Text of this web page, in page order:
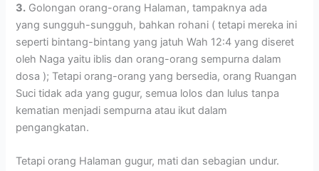
3. Golongan orang-orang Halaman, tampaknya ada
yang sungguh-sungguh, bahkan rohani ( tetapi mereka ini
seperti bintang-bintang yang jatuh Wah 12:4 yang diseret
oleh Naga yaitu iblis dan orang-orang sempurna dalam
dosa ); Tetapi orang-orang yang bersedia, orang Ruangan
Suci tidak ada yang gugur, semua lolos dan lulus tanpa
kematian menjadi sempurna atau ikut dalam
pengangkatan.
Tetapi orang Halaman gugur, mati dan sebagian undur.